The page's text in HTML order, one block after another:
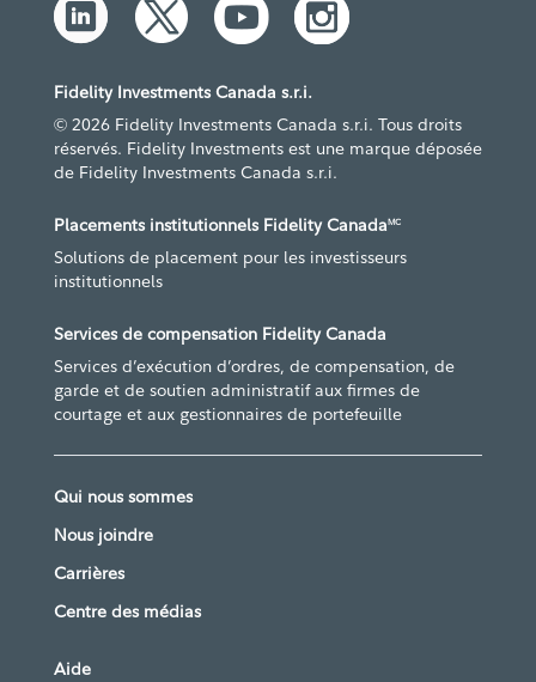
Fidelity Investments Canada s.r.i.
© 2026 Fidelity Investments Canada s.r.i. Tous droits
réservés. Fidelity Investments est une marque déposée
de Fidelity Investments Canada s.r.i.
Placements institutionnels Fidelity CanadaMC
Solutions de placement pour les investisseurs
institutionnels
Services de compensation Fidelity Canada
Services d’exécution d’ordres, de compensation, de
garde et de soutien administratif aux firmes de
courtage et aux gestionnaires de portefeuille
Qui nous sommes
Nous joindre
Carrières
Centre des médias
Aide